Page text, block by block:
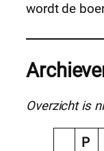
wordt de
Overzicht is
P